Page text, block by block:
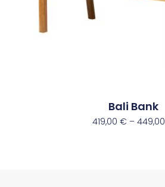
Bali Bank
419,00 € – 449,00